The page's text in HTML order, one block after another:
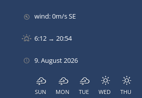
wind: 0m/s SE
6:12 → 20:54
9. August 2026
SUN MON TUE WED THU